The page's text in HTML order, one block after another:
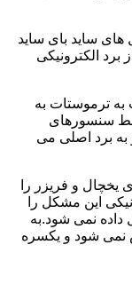
ساید بای ساید
برد الکترونیکی
به ترموستات به
سنسورهای
برد اصلی می
یخچال و فریزر را
این مشکل را
نمی شود.به
نمی شود و یکسره